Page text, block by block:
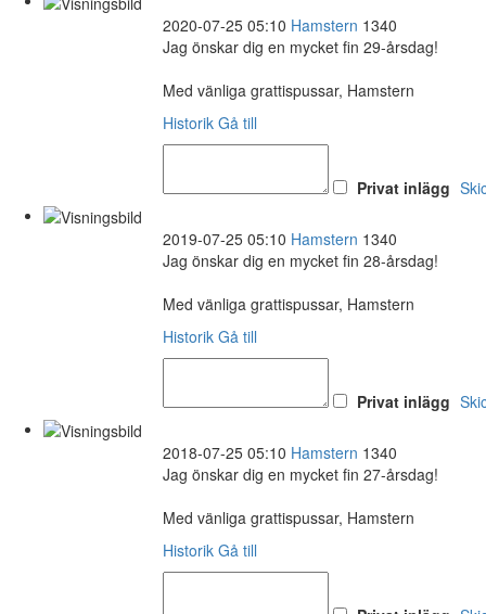
2020-07-25 05:10 Hamstern 1340
Jag önskar dig en mycket fin 29-årsdag!
Med vänliga grattispussar, Hamstern
Historik Gå till
Privat inlägg
2019-07-25 05:10 Hamstern 1340
Jag önskar dig en mycket fin 28-årsdag!
Med vänliga grattispussar, Hamstern
Historik Gå till
Privat inlägg
2018-07-25 05:10 Hamstern 1340
Jag önskar dig en mycket fin 27-årsdag!
Med vänliga grattispussar, Hamstern
Historik Gå till